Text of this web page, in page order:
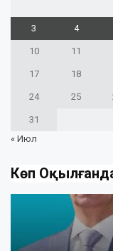
3 4
10 11
17 18
24 25
31
« Июл
Көп